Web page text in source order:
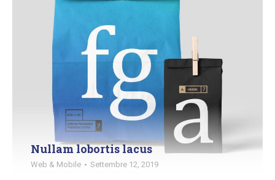
Nullam lobortis lacus
Web & Mobile Settembre 12, 2019